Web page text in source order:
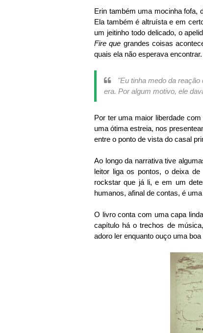
Erin também uma mocinha fofa,
Ela também é altruísta e em
um jeitinho todo delicado, o
Fire que grandes coisas
quais ela não esperava encontrar.
"Eu tinha medo da
era. Por algum motivo, ele
Por ter uma maior liberdade
uma ótima estreia, nos
entre o ponto de vista do casal
Ao longo da narrativa tive
leitor liga os pontos, o deixa
rockstar que já li, e em um
humanos, afinal de contas, é
O livro conta com uma capa
capítulo há o trechos de
adoro ler enquanto ouço uma